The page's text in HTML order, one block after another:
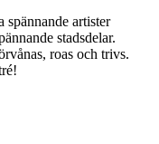
spännande artister
stadsdelar.
roas och trivs.